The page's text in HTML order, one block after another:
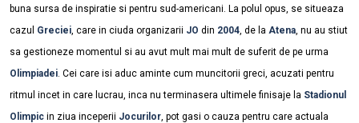
buna sursa de inspiratie si pentru sud-americani. La polul opus, se situeaza
cazul Greciei, care in ciuda organizarii JO din 2004, de la Atena, nu au stiut
sa gestioneze momentul si au avut mult mai mult de suferit de pe urma
Olimpiadei. Cei care isi aduc aminte cum muncitorii greci, acuzati pentru
ritmul incet in care lucrau, inca nu terminasera ultimele finisaje la Stadionul
Olimpic in ziua inceperii Jocurilor, pot gasi o cauza pentru care actuala